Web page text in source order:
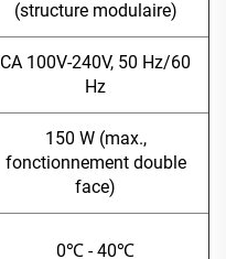
(structure modulaire)
CA 100V-240V, 50 Hz/60
Hz
150 W (max.,
fonctionnement double
face)
0℃ - 40℃